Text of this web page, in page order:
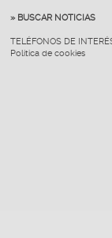
» BUSCAR NOTICIAS
TELÉFONOS DE
Política de cookies